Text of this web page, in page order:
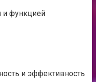
и функцией
и эффективность